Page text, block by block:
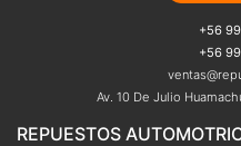
+56
+56
Av. 10 De Julio
REPUESTOS